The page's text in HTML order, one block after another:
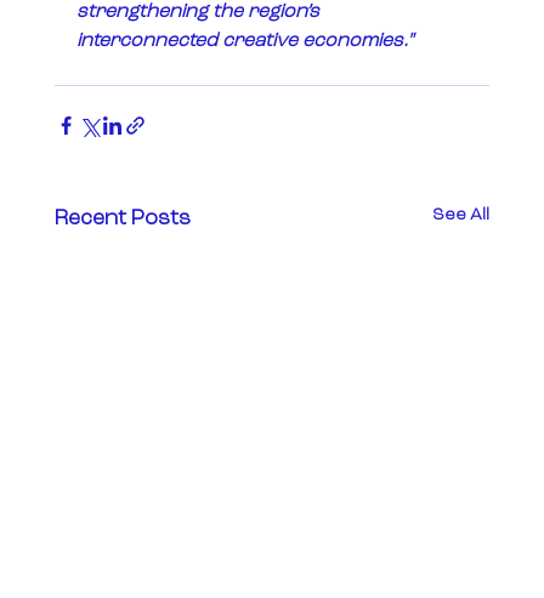
strengthening the region’s
interconnected creative economies."
Recent Posts See All